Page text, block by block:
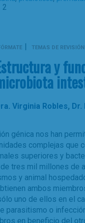
2
TEMAS DE REVISIÓN
y
Virginia Robles,
génica nos han
complejas que
superiores y
tres mil millones de
y animal
ambos
uno de ellos en el
parasitismo o
en beneficio del